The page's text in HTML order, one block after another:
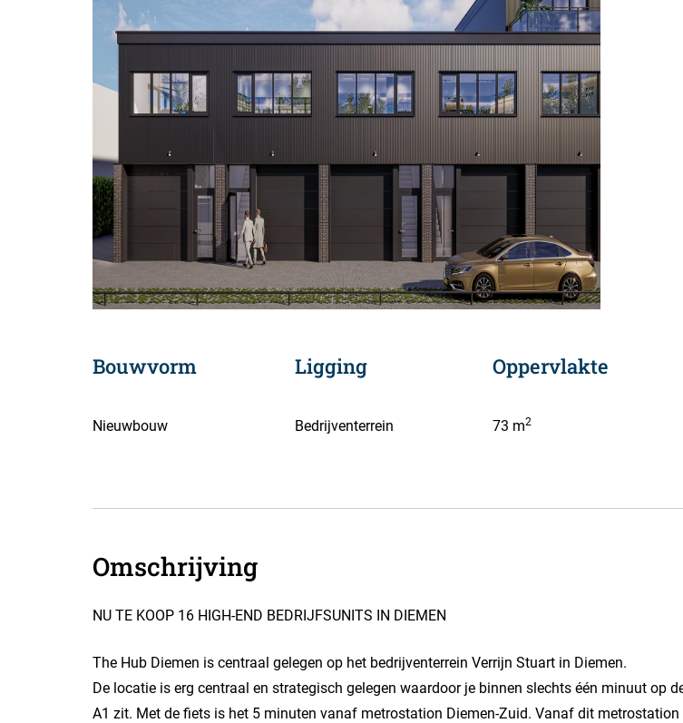
Bouwvorm
Nieuwbouw
Ligging
Bedrijventerrein
Oppervlakte
73 m2
Omschrijving
NU TE KOOP 16 HIGH-END BEDRIJFSUNITS IN DIEMEN
The Hub Diemen is centraal gelegen op het bedrijventerrein Verrijn Stuart in Diemen.
De locatie is erg centraal en strategisch gelegen waardoor je binnen slechts één minuut op
A1 zit. Met de fiets is het 5 minuten vanaf metrostation Diemen-Zuid. Vanaf dit metrostation